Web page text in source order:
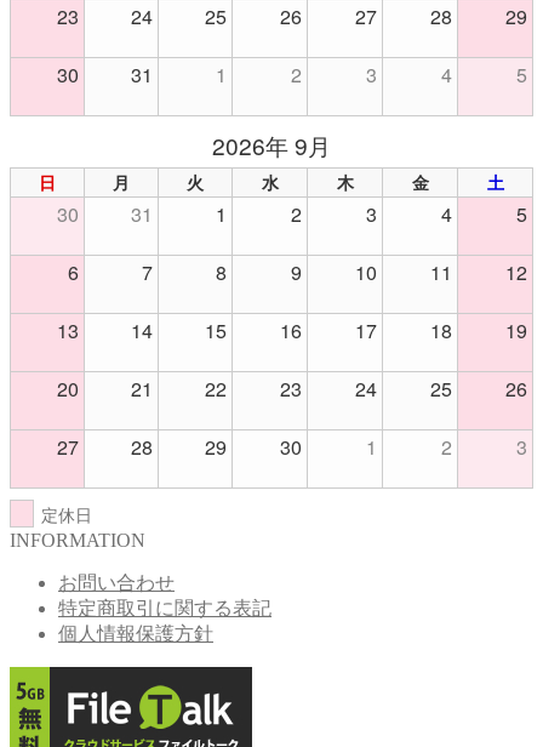
23 24 25 26 27 28 29
30 31 1 2 3 4 5
2026年 9月
日 月 火 水 木 金 土
30 31 1 2 3 4 5
6 7 8 9 10 11 12
13 14 15 16 17 18 19
20 21 22 23 24 25 26
27 28 29 30 1 2 3
定休日
INFORMATION
お問い合わせ
特定商取引に関する表記
個人情報保護方針